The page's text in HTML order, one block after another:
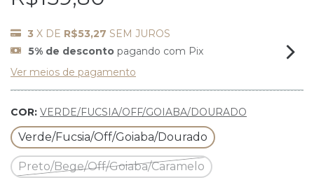
3 X DE R$53,27 SEM JUROS
5% de desconto pagando com Pix
Ver meios de pagamento
COR: VERDE/FUCSIA/OFF/GOIABA/DOURADO
Verde/Fucsia/Off/Goiaba/Dourado
Preto/Bege/Off/Goiaba/Caramelo